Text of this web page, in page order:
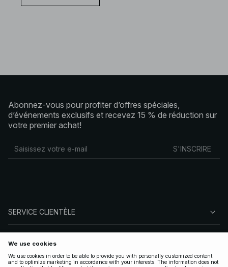
Abonnez-vous pour profiter d’offres spéciales,
d’événements exclusifs et recevez 15 % de réduction sur
votre premier achat!
S'INSCRIRE
SERVICE CLIENTÈLE
SUIVEZ-NOUS